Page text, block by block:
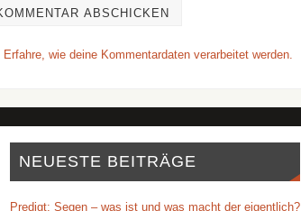
Erfahre, wie deine Kommentardaten verarbeitet werden.
NEUESTE BEITRÄGE
Predigt: Segen – was ist und was macht der eigentlich?